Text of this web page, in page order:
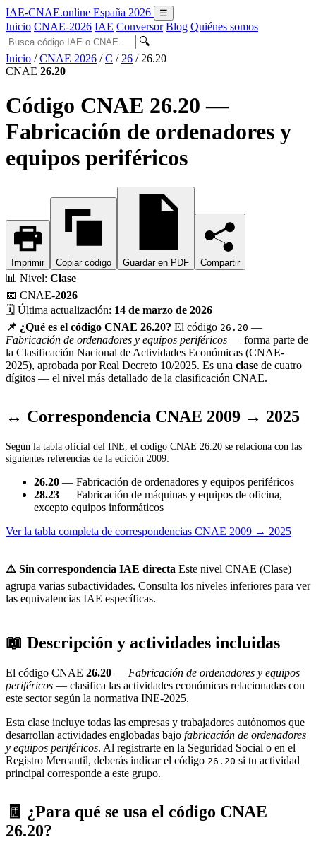
IAE-CNAE.online España 2026 ☰
Inicio CNAE-2026 IAE Conversor Blog Quiénes somos
🔍
Inicio / CNAE 2026 / C / 26 / 26.20
CNAE 26.20
Código CNAE 26.20 —
Fabricación de ordenadores y
equipos periféricos
Imprimir Copiar código Guardar en PDF Compartir
📊 Nivel: Clase
📅 CNAE-2026
🗓️ Última actualización: 14 de marzo de 2026
📌 ¿Qué es el código CNAE 26.20? El código 26.20 —
Fabricación de ordenadores y equipos periféricos — forma parte de
la Clasificación Nacional de Actividades Económicas (CNAE-
2025), aprobada por Real Decreto 10/2025. Es una clase de cuatro
dígitos — el nivel más detallado de la clasificación CNAE.
↔ Correspondencia CNAE 2009 → 2025
Según la tabla oficial del INE, el código CNAE 26.20 se relaciona con las
siguientes referencias de la edición 2009:
26.20 — Fabricación de ordenadores y equipos periféricos
28.23 — Fabricación de máquinas y equipos de oficina,
excepto equipos informáticos
Ver la tabla completa de correspondencias CNAE 2009 → 2025
⚠️ Sin correspondencia IAE directa Este nivel CNAE (Clase)
agrupa varias subactividades. Consulta los niveles inferiores para ver
las equivalencias IAE específicas.
📖 Descripción y actividades incluidas
El código CNAE 26.20 — Fabricación de ordenadores y equipos
periféricos — clasifica las actividades económicas relacionadas con
este sector según la normativa INE-2025.
Esta clase incluye todas las empresas y trabajadores autónomos que
desarrollan actividades englobadas bajo fabricación de ordenadores
y equipos periféricos. Al registrarte en la Seguridad Social o en el
Registro Mercantil, deberás indicar el código 26.20 si tu actividad
principal corresponde a este grupo.
🧾 ¿Para qué se usa el código CNAE
26.20?